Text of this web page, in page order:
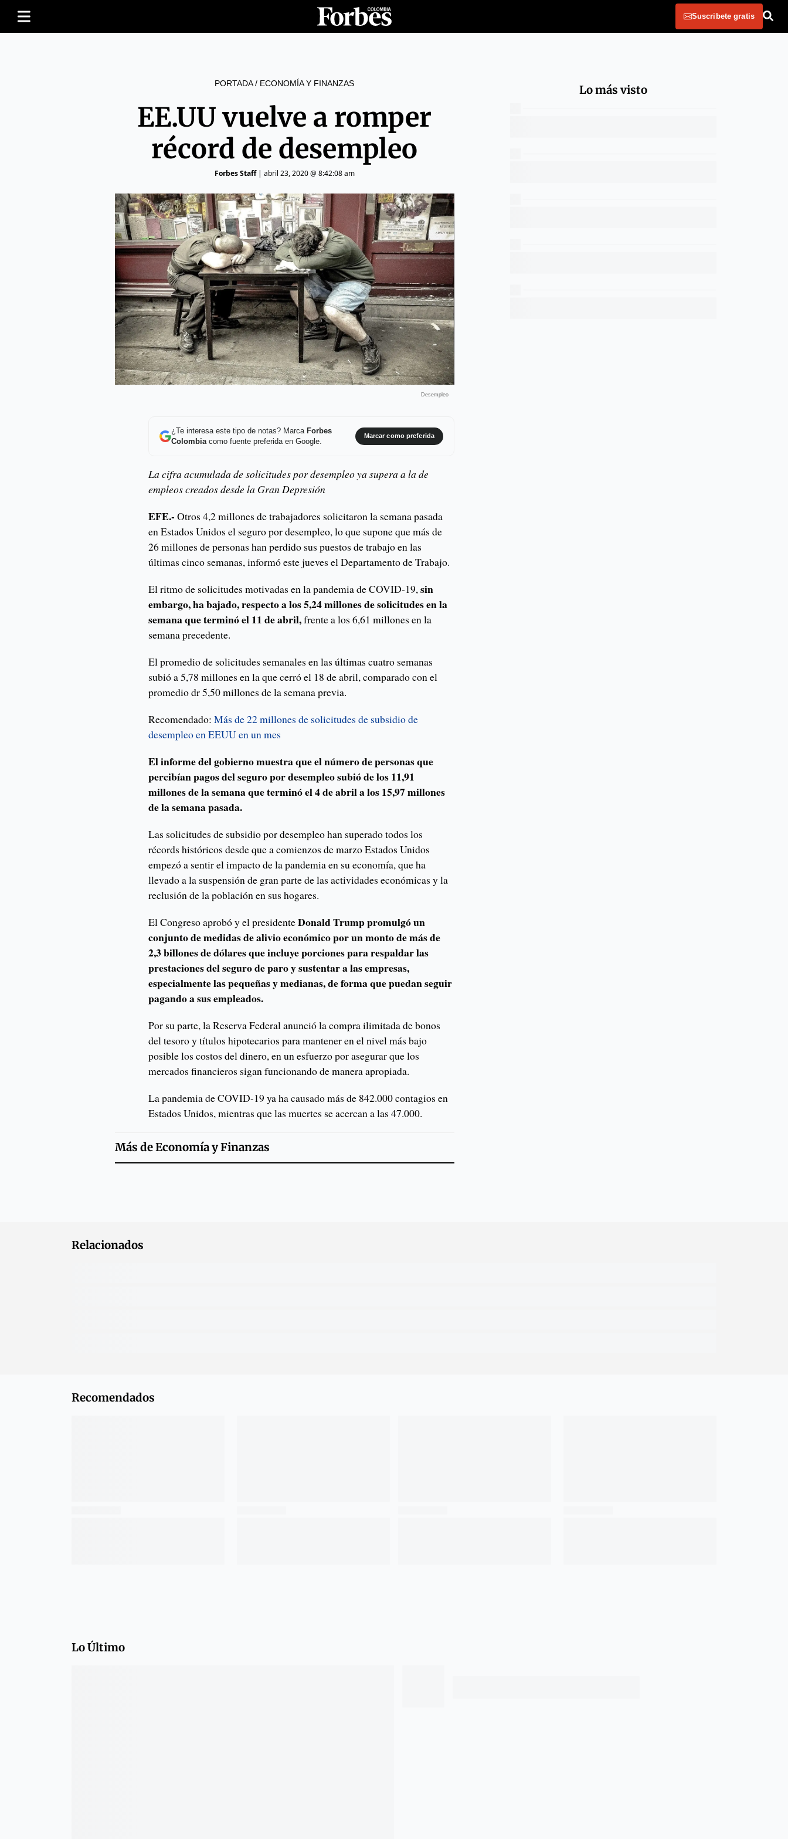
Suscribete gratis
PORTADA/ ECONOMÍA Y FINANZAS
EE.UU vuelve a romper
récord de desempleo
Forbes Staff| abril 23, 2020 @ 8:42:08 am
Desempleo
¿Te interesa este tipo de notas? Marca Forbes
Colombiacomo fuente preferida en Google.
Marcar como preferida
La cifra acumulada de solicitudes por desempleo ya supera a la de
empleos creados desde la Gran Depresión
EFE.- Otros 4,2 millones de trabajadores solicitaron la semana pasada
en Estados Unidos el seguro por desempleo, lo que supone que más de
26 millones de personas han perdido sus puestos de trabajo en las
últimas cinco semanas, informó este jueves el Departamento de Trabajo.
El ritmo de solicitudes motivadas en la pandemia de COVID-19,sin
embargo, ha bajado, respecto a los 5,24 millones de solicitudes en la
semana que terminó el 11 de abril,frente a los 6,61 millones en la
semana precedente.
El promedio de solicitudes semanales en las últimas cuatro semanas
subió a 5,78 millones en la que cerró el 18 de abril, comparado con el
promedio dr 5,50 millones de la semana previa.
Recomendado:Más de 22 millones de solicitudes de subsidio de
desempleo en EEUU en un mes
El informe del gobierno muestra que el número de personas que
percibían pagos del seguro por desempleo subió de los 11,91
millones de la semana que terminó el 4 de abril a los 15,97 millones
de la semana pasada.
Las solicitudes de subsidio por desempleo han superado todos los
récords históricos desde que a comienzos de marzo Estados Unidos
empezó a sentir el impacto de la pandemia en su economía, que ha
llevado a la suspensión de gran parte de las actividades económicas y la
reclusión de la población en sus hogares.
El Congreso aprobó y el presidenteDonald Trump promulgó un
conjunto de medidas de alivio económico por un monto de más de
2,3 billones de dólares que incluye porciones para respaldar las
prestaciones del seguro de paro y sustentar a las empresas,
especialmente las pequeñas y medianas, de forma que puedan seguir
pagando a sus empleados.
Por su parte, la Reserva Federal anunció la compra ilimitada de bonos
del tesoro y títulos hipotecarios para mantener en el nivel más bajo
posible los costos del dinero, en un esfuerzo por asegurar que los
mercados financieros sigan funcionando de manera apropiada.
La pandemia de COVID-19 ya ha causado más de 842.000 contagios en
Estados Unidos, mientras que las muertes se acercan a las 47.000.
Más deEconomía y Finanzas
Lo más visto
Relacionados
Recomendados
Lo Último